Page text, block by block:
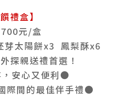
禮盒】
元/盒
芽太陽餅x3 鳳梨酥x6
探親送禮首選！
安心又便利●
際間的最佳伴手禮●